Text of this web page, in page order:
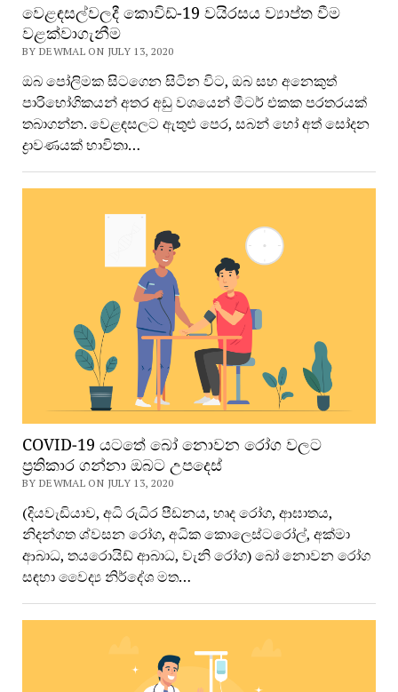
වෙළඳසල්වලදී කොවිඩ්-19 වයිරසය ව්‍යාප්ත වීම
වළක්වාගැනීම
BY DEWMAL ON JULY 13, 2020
ඔබ පෝලිමක සිටගෙන සිටින විට, ඔබ සහ අනෙකුත්
පාරිභෝගිකයන් අතර අඩු වශයෙන් මීටර් එකක පරතරයක්
තබාගන්න. වෙළඳසලට ඇතුළු පෙර, සබන් හෝ අත් සෝදන
ද්‍රාවණයක් භාවිතා…
COVID-19 යටතේ බෝ නොවන රෝග වලට
ප්‍රතිකාර ගන්නා ඔබට උපදෙස්
BY DEWMAL ON JULY 13, 2020
(දියවැඩියාව, අධි රුධිර පීඩනය, හෘද රෝග, ආඝාතය,
නිදන්ගත ශ්වසන රෝග, අධික කොලෙස්ටරෝල්, අක්මා
ආබාධ, තයරොයිඩ් ආබාධ, වැනි රෝග) බෝ නොවන රෝග
සඳහා වෛද්‍ය නිර්දේශ මත…